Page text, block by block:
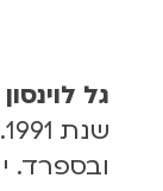
גל לוינסון
ובספרד.